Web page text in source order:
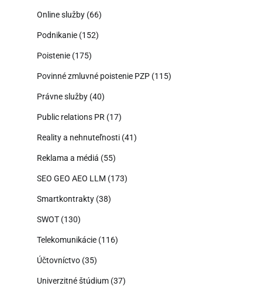
Online služby (66)
Podnikanie (152)
Poistenie (175)
Povinné zmluvné poistenie PZP (115)
Právne služby (40)
Public relations PR (17)
Reality a nehnuteľnosti (41)
Reklama a médiá (55)
SEO GEO AEO LLM (173)
Smartkontrakty (38)
SWOT (130)
Telekomunikácie (116)
Účtovníctvo (35)
Univerzitné štúdium (37)